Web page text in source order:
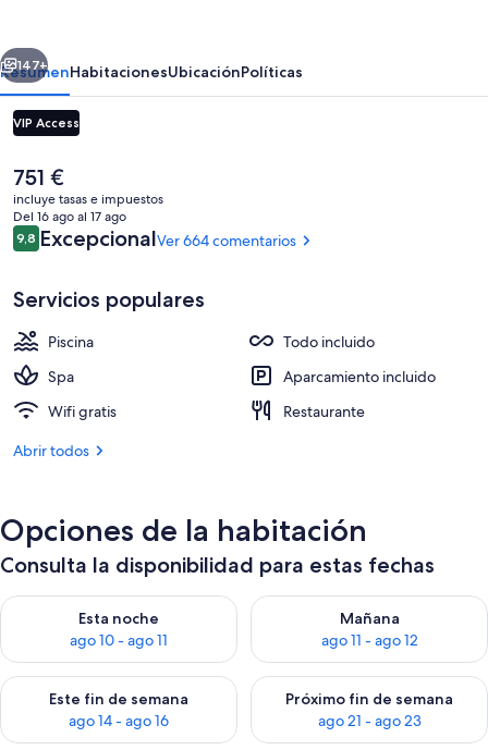
AïA:
All
Inclusive
Wellness
Resort
Siguiente
147+
ResumenHabitacionesUbicaciónPolíticas
VIP Access
El
precio
actual
es
de
751 €
incluye tasas e impuestos
Del 16 ago al 17 ago
Comentarios
9,89,8 de 10
ExcepcionalVer 664 comentarios
Servicios populares
Piscina
Todo incluido
Spa
Aparcamiento incluido
Wifi gratis
Restaurante
Abrir todos
Opciones de la habitación
Consulta la disponibilidad para estas fechas
Esta noche
ago 10 - ago 11
Consulta la disponibilidad para esta noche, ago 10 - ago 11
Mañana
ago 11 - ago 12
Consulta la disponibilidad
Este fin de semana
ago 14 - ago 16
Consulta la disponibilidad para este fin de semana, ago 14 -
Próximo fin de semana
ago 21 - ago 23
Consulta la disponibilidad